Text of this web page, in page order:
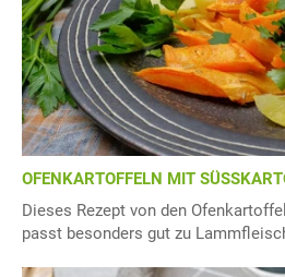
OFENKARTOFFELN MIT
Dieses Rezept von den
passt besonders gut zu